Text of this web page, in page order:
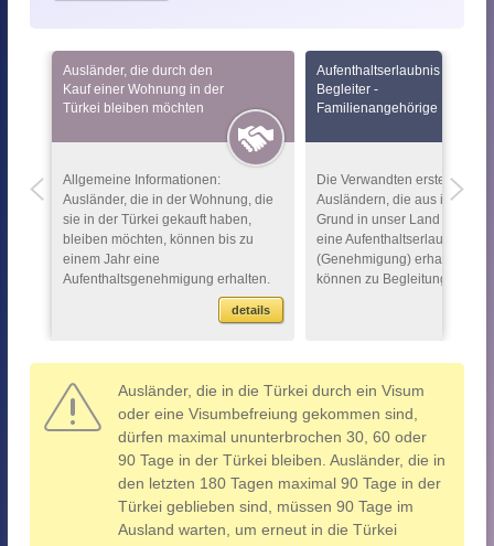
Ausländer, die durch den
Kauf einer Wohnung in der
Türkei bleiben möchten
Allgemeine Informationen:
Ausländer, die in der Wohnung, die
sie in der Türkei gekauft haben,
bleiben möchten, können bis zu
einem Jahr eine
Aufenthaltsgenehmigung erhalten.
Um einen Antrag auf eine Aufent...
details
Aufenthaltserlaubnis für
Begleiter -
Familienangehörige
Die Verwandten ersten
Ausländern, die aus
Grund in unser Land
eine Aufenthaltserlaubnis
(Genehmigung) erhalten
können zu
Ausländer, die in die Türkei durch ein Visum
oder eine Visumbefreiung gekommen sind,
dürfen maximal ununterbrochen 30, 60 oder
90 Tage in der Türkei bleiben. Ausländer, die in
den letzten 180 Tagen maximal 90 Tage in der
Türkei geblieben sind, müssen 90 Tage im
Ausland warten, um erneut in die Türkei